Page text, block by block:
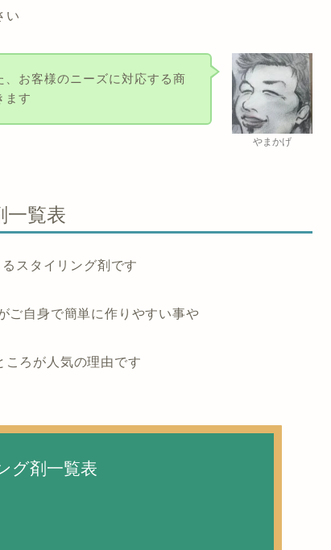
い
やまかげ
お客様のニーズに対応する商
ます
一覧表
スタイリング剤です
ご自身で簡単に作りやすい事や
ころが人気の理由です
グ剤一覧表